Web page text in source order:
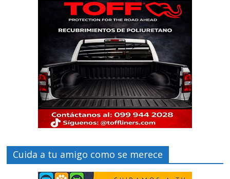
Cuida a tu amigo como se merece